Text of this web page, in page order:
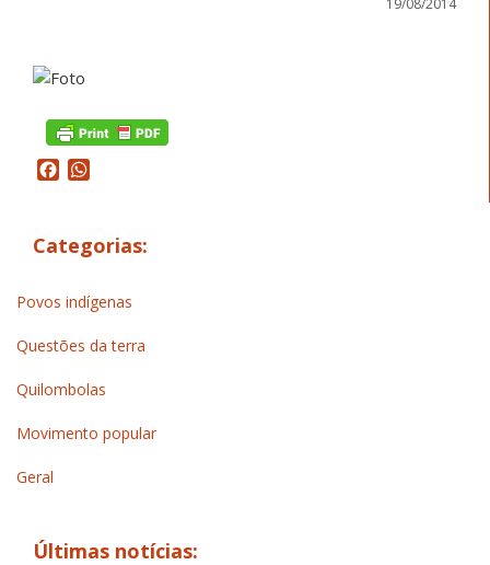
Facebook
Categorias:
Povos indígenas
Questões da terra
Quilombolas
Movimento popular
Geral
Últimas notícias: